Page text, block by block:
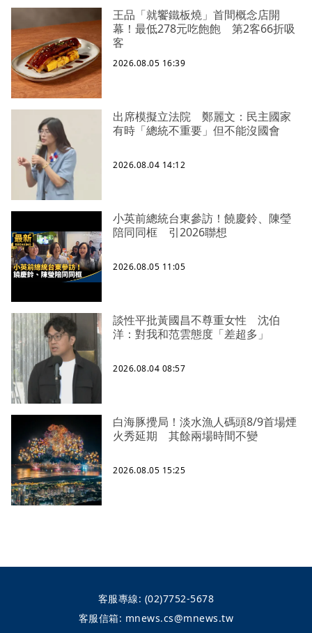
王品「就饗鐵板燒」首間概念店開
幕！最低278元吃飽飽 第2客66折吸
客
2026.08.05 16:39
出席模擬立法院 鄭麗文：民主國家
有時「總統不重要」但不能沒國會
2026.08.04 14:12
小英前總統台東參訪！饒慶鈴、陳瑩
陪同同框 引2026聯想
2026.08.05 11:05
談性平批黃國昌不尊重女性 沈伯
洋：對我和范雲態度「差超多」
2026.08.04 08:57
白海豚攪局！淡水漁人碼頭8/9首場煙
火秀延期 其餘兩場時間不變
2026.08.05 15:25
客服專線: (02)7752-5678
客服信箱: mnews.cs@mnews.tw